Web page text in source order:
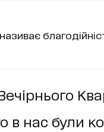
в нас були